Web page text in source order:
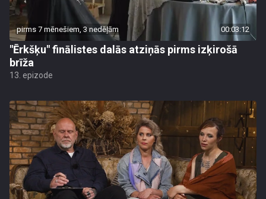
pirms 7 mēnešiem, 3 nedēļām 00:03:12
"Ērkšķu" finālistes dalās atziņās pirms izķirošā
brīža
13. epizode